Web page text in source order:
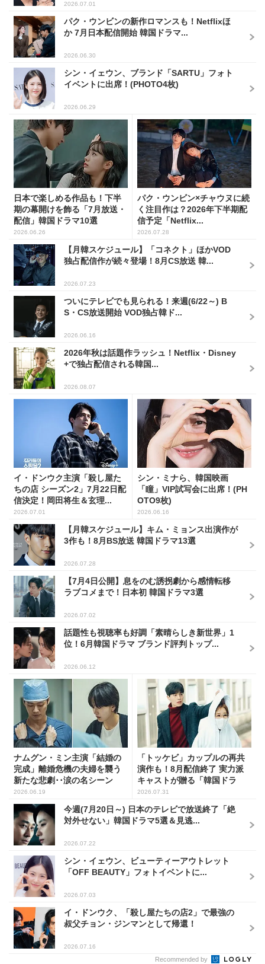
2026.07.01
パク・ウンビンの新作ロマンスも！Netflixほ
か 7月日本配信開始 韓国ドラマ...
2026.06.30
シン・イェウン、ブランド「SARTU」フォト
イベントに出席！(PHOTO4枚)
2026.06.29
日本で楽しめる作品も！下半
期の幕開けを飾る「7月放送・
配信」韓国ドラマ10選
2026.06.26
パク・ウンビン×チャウヌに続
く注目作は？2026年下半期配
信予定「Netflix...
2026.07.28
【月韓スケジュール】「コネクト」ほかVOD
独占配信作が続々登場！8月CS放送 韓...
2026.07.23
ついにテレビでも見られる！来週(6/22～) B
S・CS放送開始 VOD独占韓ド...
2026.06.16
2026年秋は話題作ラッシュ！Netflix・Disney
+で独占配信される韓国...
2026.08.07
イ・ドンウク主演「殺し屋た
ちの店 シーズン2」7月22日配
信決定！岡田将生＆玄理...
2026.07.01
シン・ミナら、韓国映画
「瞳」VIP試写会に出席！(PH
OTO9枚)
2026.06.16
【月韓スケジュール】キム・ミョンス出演作が
3作も！8月BS放送 韓国ドラマ13選
2026.07.28
【7月4日公開】息をのむ誘拐劇から感情転移
ラブコメまで！日本初 韓国ドラマ3選
2026.07.02
話題性も視聴率も好調「素晴らしき新世界」1
位！6月韓国ドラマ ブランド評判トップ...
2026.06.12
ナムグン・ミン主演「結婚の
完成」離婚危機の夫婦を襲う
新たな悲劇･･涙の名シーン
に...
2026.06.19
「トッケビ」カップルの再共
演作も！8月配信終了 実力派
キャストが贈る「韓国ドラ
マ...
2026.07.31
今週(7月20日～) 日本のテレビで放送終了「絶
対外せない」韓国ドラマ5選＆見逃...
2026.07.22
シン・イェウン、ビューティーアウトレット
「OFF BEAUTY」フォトイベントに...
2026.07.03
イ・ドンウク、「殺し屋たちの店2」で最強の
叔父チョン・ジンマンとして帰還！
2026.07.16
Recommended by